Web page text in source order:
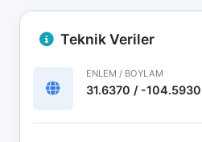
Teknik Veriler
ENLEM / BOYLAM
31.6370 / -104.5930